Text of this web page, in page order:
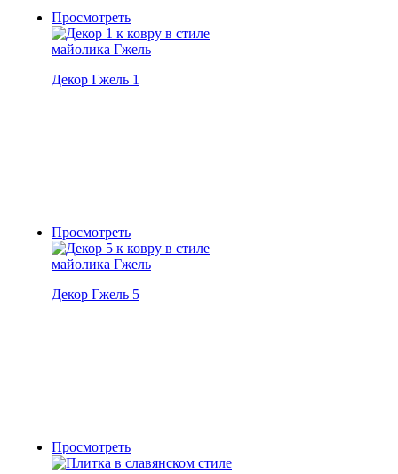
Просмотреть
Декор Гжель 1
Просмотреть
Декор Гжель 5
Просмотреть